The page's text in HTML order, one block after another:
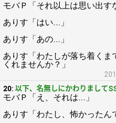
モバＰ「それ以上は思い出す
ありす「はい...」
ありす「あの...」
ありす「わたしが落ち着くま
くれませんか？」
20: 以下、名無しにかわりまして
モバＰ「え、それは...」
ありす「わたし、怖かったん